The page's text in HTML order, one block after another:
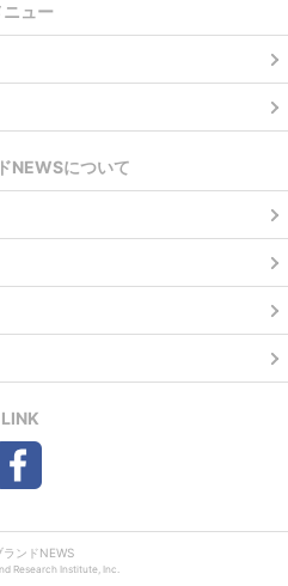
ニュー
NEWSについて
LINK
ランドNEWS
Research Institute, Inc.